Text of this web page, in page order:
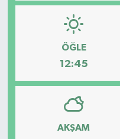
ÖĞLE
12:45
AKŞAM